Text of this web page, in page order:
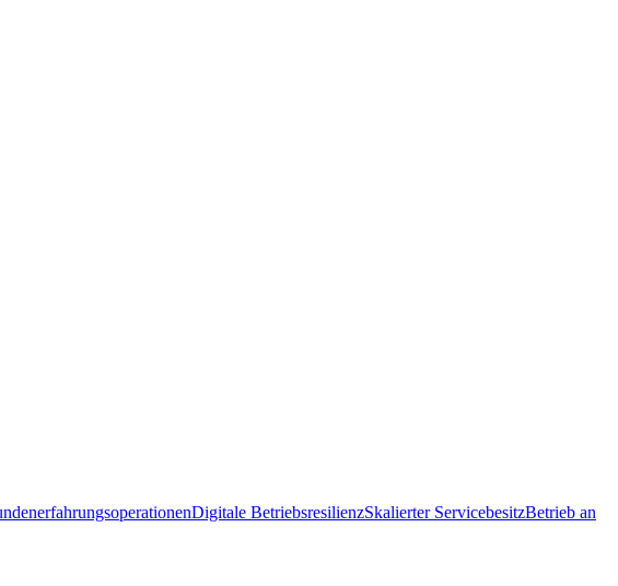
Digitale BetriebsresilienzSkalierter ServicebesitzBetrieb an